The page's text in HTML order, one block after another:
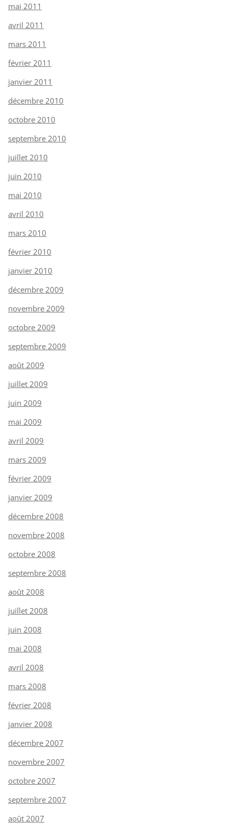
mai 2011
avril 2011
mars 2011
février 2011
janvier 2011
décembre 2010
octobre 2010
septembre 2010
juillet 2010
juin 2010
mai 2010
avril 2010
mars 2010
février 2010
janvier 2010
décembre 2009
novembre 2009
octobre 2009
septembre 2009
août 2009
juillet 2009
juin 2009
mai 2009
avril 2009
mars 2009
février 2009
janvier 2009
décembre 2008
novembre 2008
octobre 2008
septembre 2008
août 2008
juillet 2008
juin 2008
mai 2008
avril 2008
mars 2008
février 2008
janvier 2008
décembre 2007
novembre 2007
octobre 2007
septembre 2007
août 2007